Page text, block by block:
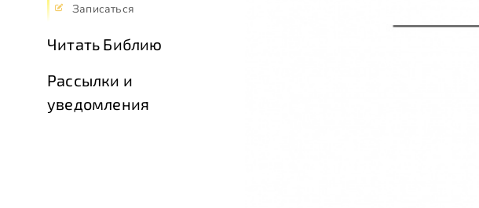
Записаться
Читать Библию
Рассылки и
уведомления